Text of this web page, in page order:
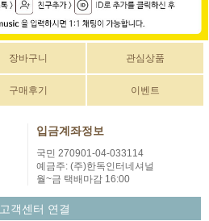
장바구니 관심상품
구매후기 이벤트
입금계좌정보
국민 270901-04-033114
예금주: (주)한독인터네셔널
월~금 택배마감 16:00
고객센터 연결